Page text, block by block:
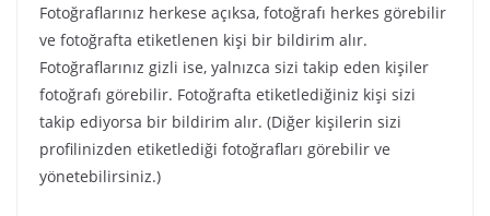
Fotoğraflarınız herkese açıksa, fotoğrafı herkes görebilir
ve fotoğrafta etiketlenen kişi bir bildirim alır.
Fotoğraflarınız gizli ise, yalnızca sizi takip eden kişiler
fotoğrafı görebilir. Fotoğrafta etiketlediğiniz kişi sizi
takip ediyorsa bir bildirim alır. (Diğer kişilerin sizi
profilinizden etiketlediği fotoğrafları görebilir ve
yönetebilirsiniz.)